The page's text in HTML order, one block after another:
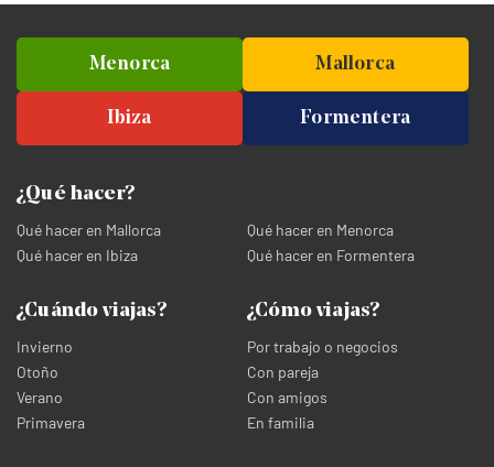
Menorca Mallorca
Ibiza Formentera
¿Qué hacer?
Qué hacer en Mallorca
Qué hacer en Menorca
Qué hacer en Ibiza
Qué hacer en Formentera
¿Cuándo viajas?
Invierno
Otoño
Verano
Primavera
¿Cómo viajas?
Por trabajo o negocios
Con pareja
Con amigos
En familia